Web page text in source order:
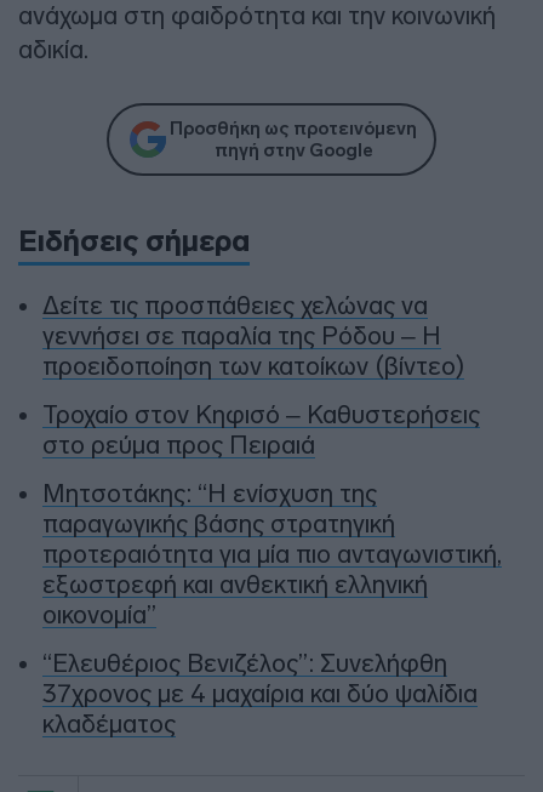
ανάχωμα στη φαιδρότητα και την κοινωνική
αδικία.
Προσθήκη ως προτεινόμενη
πηγή στην Google
Ειδήσεις σήμερα
Δείτε τις προσπάθειες χελώνας να
γεννήσει σε παραλία της Ρόδου – Η
προειδοποίηση των κατοίκων (βίντεο)
Τροχαίο στον Κηφισό – Καθυστερήσεις
στο ρεύμα προς Πειραιά
Μητσοτάκης: “Η ενίσχυση της
παραγωγικής βάσης στρατηγική
προτεραιότητα για μία πιο ανταγωνιστική,
εξωστρεφή και ανθεκτική ελληνική
οικονομία”
“Ελευθέριος Βενιζέλος”: Συνελήφθη
37χρονος με 4 μαχαίρια και δύο ψαλίδια
κλαδέματος